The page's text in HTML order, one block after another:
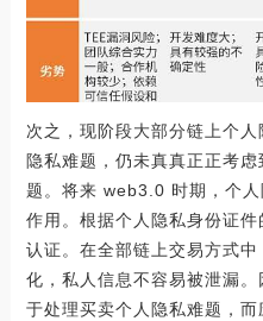
次之，现阶段大部分链上个
隐私难题，仍未真真正正考
题。将来 web3.0 时期，个
作用。根据个人隐私身份证
认证。在全部链上交易方式
化，私人信息不容易被泄漏
于处理买卖个人隐私难题，